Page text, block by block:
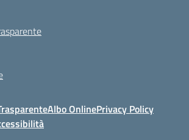
Albo OnlinePrivacy Policy